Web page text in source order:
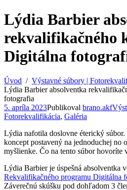
Lýdia Barbier
rekvalifikačného
Digitálna
Úvod
Výstavné súbory |
Lýdia Barbier absolventka
fotografia
5. apríla 2023Publikoval brano.akf
Fotorekvalifikácia, Galéria
Lýdia nafotila doslovne éterický
koncept postavený na jednoduchej no
myšlienke. Čo na tento súbor hovoríte
Lýdia Barbier je úspešná absolventka
Rekvalifikačného programu Digitálna
Záverečnú skúšku pod dohľadom 3